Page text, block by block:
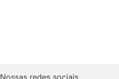
Nossas redes sociais